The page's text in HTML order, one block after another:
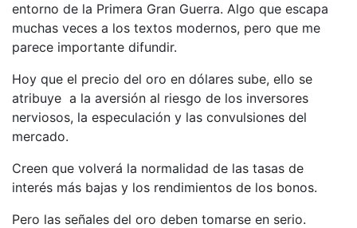
entorno de la Primera Gran Guerra. Algo que escapa
muchas veces a los textos modernos, pero que me
parece importante difundir.
Hoy que el precio del oro en dólares sube, ello se
atribuye a la aversión al riesgo de los inversores
nerviosos, la especulación y las convulsiones del
mercado.
Creen que volverá la normalidad de las tasas de
interés más bajas y los rendimientos de los bonos.
Pero las señales del oro deben tomarse en serio.